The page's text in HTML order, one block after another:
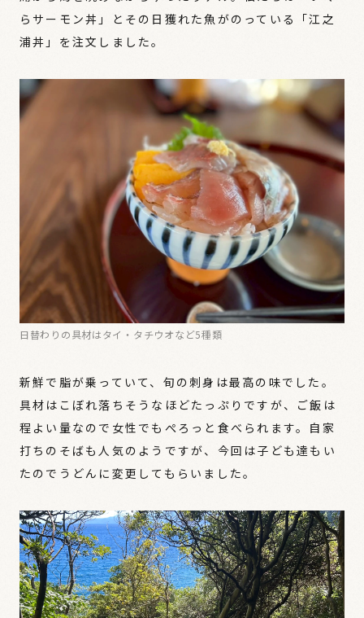
らサーモン丼」とその日獲れた魚がのっている「江之
浦丼」を注文しました。
日替わりの具材はタイ・タチウオなど5種類
新鮮で脂が乗っていて、旬の刺身は最高の味でした。
具材はこぼれ落ちそうなほどたっぷりですが、ご飯は
程よい量なので女性でもぺろっと食べられます。自家
打ちのそばも人気のようですが、今回は子ども達もい
たのでうどんに変更してもらいました。